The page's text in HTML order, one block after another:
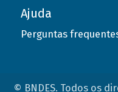
Ajuda
Perguntas
© BNDES. Todos os